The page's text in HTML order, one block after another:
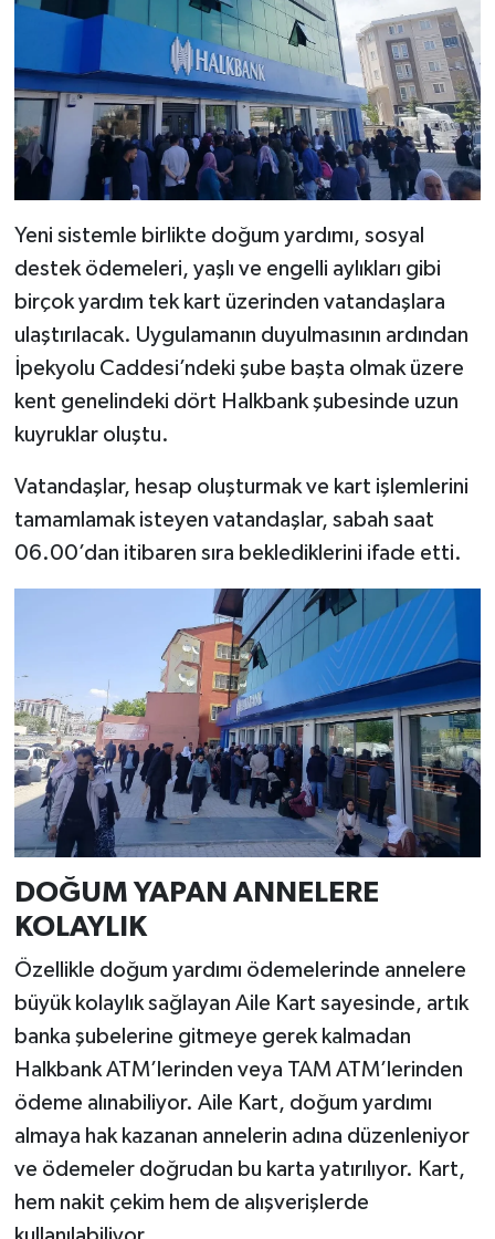
Yeni sistemle birlikte doğum yardımı, sosyal
destek ödemeleri, yaşlı ve engelli aylıkları gibi
birçok yardım tek kart üzerinden vatandaşlara
ulaştırılacak. Uygulamanın duyulmasının ardından
İpekyolu Caddesi’ndeki şube başta olmak üzere
kent genelindeki dört Halkbank şubesinde uzun
kuyruklar oluştu.
Vatandaşlar, hesap oluşturmak ve kart işlemlerini
tamamlamak isteyen vatandaşlar, sabah saat
06.00’dan itibaren sıra beklediklerini ifade etti.
DOĞUM YAPAN ANNELERE
KOLAYLIK
Özellikle doğum yardımı ödemelerinde annelere
büyük kolaylık sağlayan Aile Kart sayesinde, artık
banka şubelerine gitmeye gerek kalmadan
Halkbank ATM’lerinden veya TAM ATM’lerinden
ödeme alınabiliyor. Aile Kart, doğum yardımı
almaya hak kazanan annelerin adına düzenleniyor
ve ödemeler doğrudan bu karta yatırılıyor. Kart,
hem nakit çekim hem de alışverişlerde